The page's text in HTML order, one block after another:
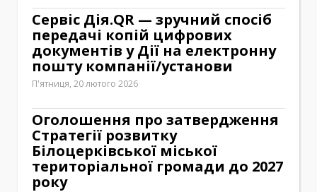
Сервіс Дія.QR — зручний спосіб
передачі копій цифрових
документів у Дії на електронну
пошту компанії/установи
П'ятниця, 20 лютого 2026
Оголошення про затвердження
Стратегії розвитку
Білоцерківської міської
територіальної громади до 2027
року